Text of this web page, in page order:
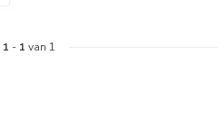
1 - 1 van 1